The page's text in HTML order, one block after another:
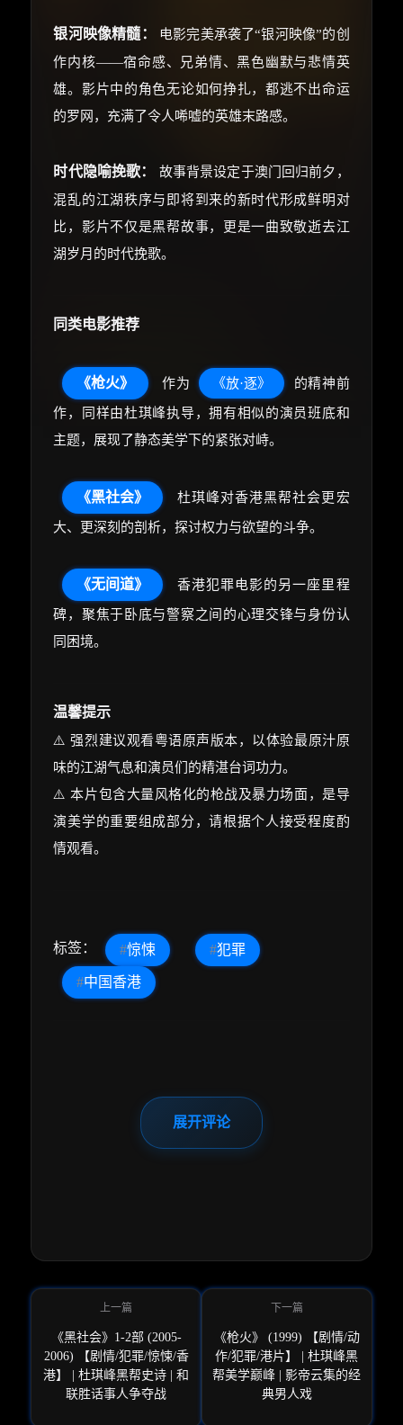
银河映像精髓：
电影完美承袭了“银河映像”的创
作内核——宿命感、兄弟情、黑色幽默与悲情英
雄。影片中的角色无论如何挣扎，都逃不出命运
的罗网，充满了令人唏嘘的英雄末路感。
时代隐喻挽歌：
故事背景设定于澳门回归前夕，
混乱的江湖秩序与即将到来的新时代形成鲜明对
比，影片不仅是黑帮故事，更是一曲致敬逝去江
湖岁月的时代挽歌。
同类电影推荐
《枪火》 作为 《放·逐》 的精神前
作，同样由杜琪峰执导，拥有相似的演员班底和
主题，展现了静态美学下的紧张对峙。
《黑社会》 杜琪峰对香港黑帮社会更宏
大、更深刻的剖析，探讨权力与欲望的斗争。
《无间道》 香港犯罪电影的另一座里程
碑，聚焦于卧底与警察之间的心理交锋与身份认
同困境。
温馨提示
⚠️ 强烈建议观看粤语原声版本，以体验最原汁原
味的江湖气息和演员们的精湛台词功力。
⚠️ 本片包含大量风格化的枪战及暴力场面，是导
演美学的重要组成部分，请根据个人接受程度酌
情观看。
标签： #惊悚 #犯罪
#中国香港
展开评论
《黑社会》1-2部 (2005-
2006) 【剧情/犯罪/惊悚/香
港】 | 杜琪峰黑帮史诗 | 和
联胜话事人争夺战
《枪火》 (1999) 【剧情/动
作/犯罪/港片】 | 杜琪峰黑
帮美学巅峰 | 影帝云集的经
典男人戏